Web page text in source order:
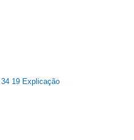
19 Explicação